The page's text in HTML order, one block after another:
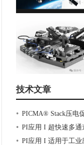
技术文章
• PICMA® Stack压电
• PI应用 I 超快速多通
• PI应用 I 适用于工